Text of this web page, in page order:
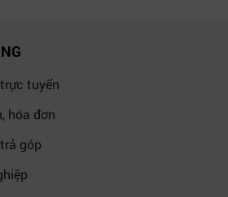
tuyến
hóa đơn
góp